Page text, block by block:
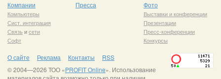
Компании
Компьютеры
Сист. интеграция
Связь исети
Софт
Пресса Фото
Выставки и конференции
Презентации
Пресс-конференции
Конкурсы
О сайте Реклама Контакты
RSS
© 2004—2026 ТОО «PROFIT Online». Использование